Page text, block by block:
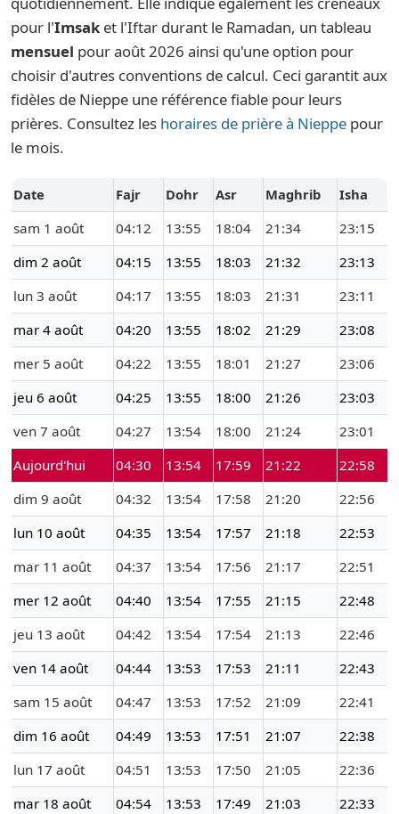
pour l'Imsak et l'Iftar durant le Ramadan, un tableau
mensuel pour août 2026 ainsi qu'une option pour
choisir d'autres conventions de calcul. Ceci garantit aux
fidèles de Nieppe une référence fiable pour leurs
prières. Consultez les horaires de prière à Nieppe pour
le mois.
Date Fajr Dohr Asr Maghrib
Isha
sam 1 août
04:12 13:55 18:04 21:34
23:15
dim 2 août
04:15 13:55 18:03 21:32
23:13
lun 3 août
04:17 13:55 18:03 21:31
23:11
mar 4 août
04:20 13:55 18:02 21:29
23:08
mer 5 août
04:22 13:55 18:01 21:27
23:06
jeu 6 août
04:25 13:55 18:00 21:26
23:03
ven 7 août
04:27 13:54 18:00 21:24
23:01
Aujourd'hui
04:30 13:54 17:59 21:22
22:58
dim 9 août
04:32 13:54 17:58 21:20
22:56
lun 10 août
04:35 13:54 17:57 21:18
22:53
mar 11 août
04:37 13:54 17:56 21:17
22:51
mer 12 août
04:40 13:54 17:55 21:15
22:48
jeu 13 août
04:42 13:54 17:54 21:13
22:46
ven 14 août
04:44 13:53 17:53 21:11
22:43
sam 15 août
04:47 13:53 17:52 21:09
22:41
dim 16 août
04:49 13:53 17:51 21:07
22:38
lun 17 août
04:51 13:53 17:50 21:05
22:36
mar 18 août
04:54 13:53 17:49 21:03
22:33